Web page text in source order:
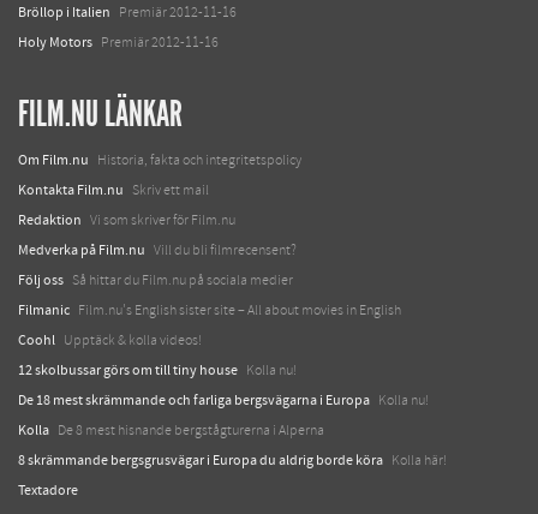
Bröllop i Italien Premiär 2012-11-16
Holy Motors Premiär 2012-11-16
FILM.NU LÄNKAR
Om Film.nu Historia, fakta och integritetspolicy
Kontakta Film.nu Skriv ett mail
Redaktion Vi som skriver för Film.nu
Medverka på Film.nu Vill du bli filmrecensent?
Följ oss Så hittar du Film.nu på sociala medier
Filmanic Film.nu's English sister site – All about movies in English
Coohl Upptäck & kolla videos!
12 skolbussar görs om till tiny house Kolla nu!
De 18 mest skrämmande och farliga bergsvägarna i Europa Kolla nu!
Kolla De 8 mest hisnande bergstågturerna i Alperna
8 skrämmande bergsgrusvägar i Europa du aldrig borde köra Kolla här!
Textadore